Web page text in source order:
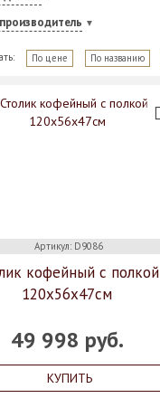
По цене По названию
Артикул: D9086
кофейный с полкой
120х56х47см
49 998 руб.
КУПИТЬ